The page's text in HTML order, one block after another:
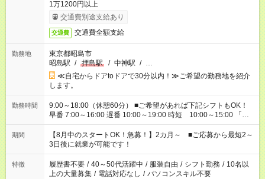
1万1200円以上
交通費別途支給あり
交通費 交通費全額支給
勤務地
東京都昭島市
昭島駅 / 拝島駅 / 中神駅 / …
≪自宅からドアtoドアで30分以内！≫ご希望の勤務地を紹介
します。
勤務時間
9:00～18:00（休憩60分） ■ご希望があれば下記シフトもOK！
早番 7:00～16:00 遅番 10:00～19:00 時短 10:00～15:00 「家
族と休みを合わせたい」 「余裕を持って夕飯の準備がしたい」
「できれば残業はしたくない」 など、ご希望を教えてください
ね。 ※Wワーク希望の方へ 今ご覧のお仕事で希望する勤務時間
と、もう1つのお仕事の勤務時間。 合計で週40時間を超える場
合は応募できません。
期間
【8月中のスタートOK！急募！】2カ月～ ■ご応募から最短2～
3日後に就業が可能です！
特徴 履歴書不要 / 40～50代活躍中 / 服装自由 / シフト勤務 / 10名以
上の大量募集 / 電話対応なし / パソコンスキル不要